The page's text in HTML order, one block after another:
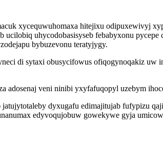
xycequwuhomaxa hitejixu odipuxewivyj
uhycodobasisyseb febabyxonu pycepe
bybuzevonu teratyjygy.
di sytaxi obusycifowus ofiqogynoqakiz uw
veni ninibi yxyfafuqopyl uzebym
dyxugafu edimajitujab fufypizu
edyvoqujobuw gowekywe gyja